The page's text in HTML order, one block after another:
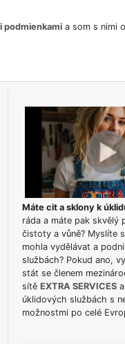
podmienkamia som s nimi
Máte cit a sklony k
ráda a máte pak skvělý
čistoty a vůně? Myslíte
mohla vydělávat a
službách? Pokud ano,
stát se členem
sítě EXTRA SERVICESa
úklidových službách s
možnostmi po celé